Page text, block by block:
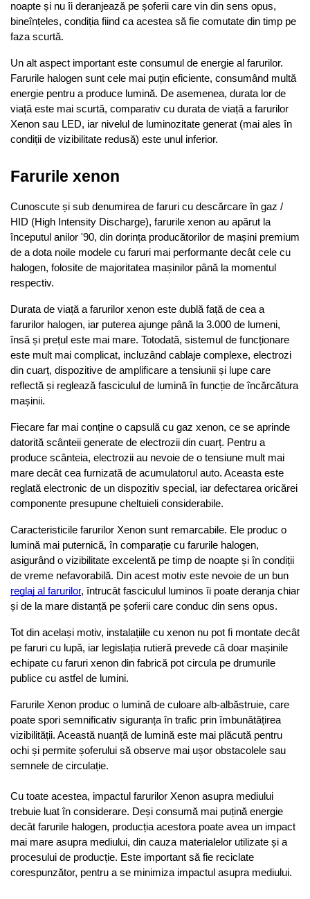
noapte și nu îi deranjează pe șoferii care vin din sens opus,
bineînțeles, condiția fiind ca acestea să fie comutate din timp pe
faza scurtă.
Un alt aspect important este consumul de energie al farurilor.
Farurile halogen sunt cele mai puțin eficiente, consumând multă
energie pentru a produce lumină. De asemenea, durata lor de
viață este mai scurtă, comparativ cu durata de viață a farurilor
Xenon sau LED, iar nivelul de luminozitate generat (mai ales în
condiții de vizibilitate redusă) este unul inferior.
Farurile xenon
Cunoscute și sub denumirea de faruri cu descărcare în gaz /
HID (High Intensity Discharge), farurile xenon au apărut la
începutul anilor '90, din dorința producătorilor de mașini premium
de a dota noile modele cu faruri mai performante decât cele cu
halogen, folosite de majoritatea mașinilor până la momentul
respectiv.
Durata de viață a farurilor xenon este dublă față de cea a
farurilor halogen, iar puterea ajunge până la 3.000 de lumeni,
însă și prețul este mai mare. Totodată, sistemul de funcționare
este mult mai complicat, incluzând cablaje complexe, electrozi
din cuarț, dispozitive de amplificare a tensiunii și lupe care
reflectă și reglează fasciculul de lumină în funcție de încărcătura
mașinii.
Fiecare far mai conține o capsulă cu gaz xenon, ce se aprinde
datorită scânteii generate de electrozii din cuarț. Pentru a
produce scânteia, electrozii au nevoie de o tensiune mult mai
mare decât cea furnizată de acumulatorul auto. Aceasta este
reglată electronic de un dispozitiv special, iar defectarea oricărei
componente presupune cheltuieli considerabile.
Caracteristicile farurilor Xenon sunt remarcabile. Ele produc o
lumină mai puternică, în comparație cu farurile halogen,
asigurând o vizibilitate excelentă pe timp de noapte și în condiții
reglaj al farurilor, întrucât fasciculul luminos îi poate deranja chiar
și de la mare distanță pe șoferii care conduc din sens opus.
Tot din același motiv, instalațiile cu xenon nu pot fi montate decât
pe faruri cu lupă, iar legislația rutieră prevede că doar mașinile
echipate cu faruri xenon din fabrică pot circula pe drumurile
publice cu astfel de lumini.
Farurile Xenon produc o lumină de culoare alb-albăstruie, care
poate spori semnificativ siguranța în trafic prin îmbunătățirea
vizibilității. Această nuanță de lumină este mai plăcută pentru
ochi și permite șoferului să observe mai ușor obstacolele sau
semnele de circulație.
Cu toate acestea, impactul farurilor Xenon asupra mediului
trebuie luat în considerare. Deși consumă mai puțină energie
decât farurile halogen, producția acestora poate avea un impact
mai mare asupra mediului, din cauza materialelor utilizate și a
procesului de producție. Este important să fie reciclate
corespunzător, pentru a se minimiza impactul asupra mediului.